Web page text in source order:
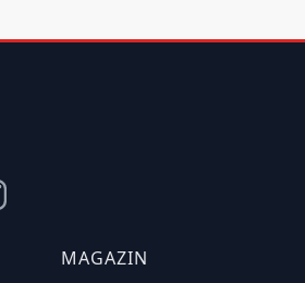
MAGAZIN